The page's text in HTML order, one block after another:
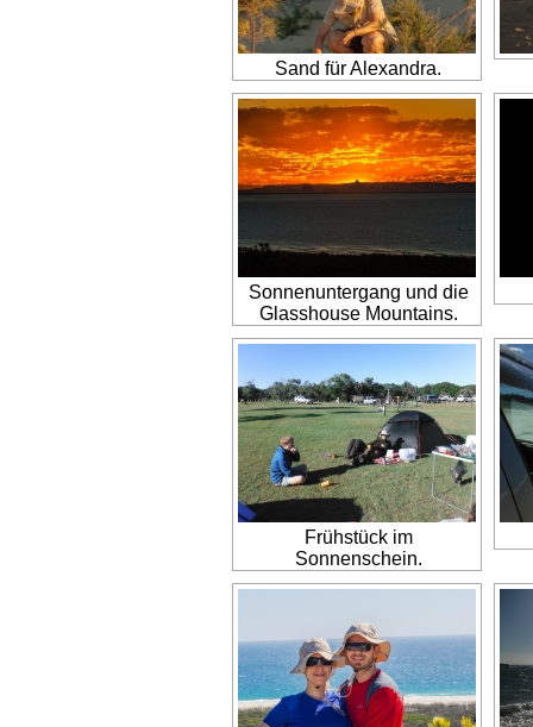
Sand für Alexandra.
Sonnenuntergang und die
Glasshouse Mountains.
Frühstück im
Sonnenschein.